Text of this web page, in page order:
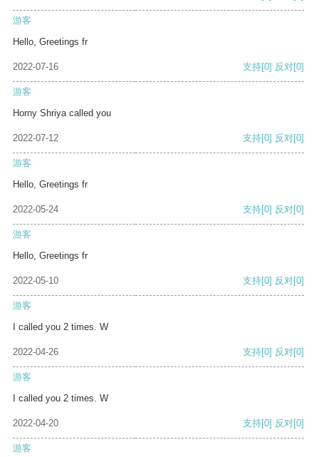
游客
Hello, Greetings fr
2022-07-16 支持[0] 反对[0]
游客
Horny Shriya called you
2022-07-12 支持[0] 反对[0]
游客
Hello, Greetings fr
2022-05-24 支持[0] 反对[0]
游客
Hello, Greetings fr
2022-05-10 支持[0] 反对[0]
游客
I called you 2 times. W
2022-04-26 支持[0] 反对[0]
游客
I called you 2 times. W
2022-04-20 支持[0] 反对[0]
游客